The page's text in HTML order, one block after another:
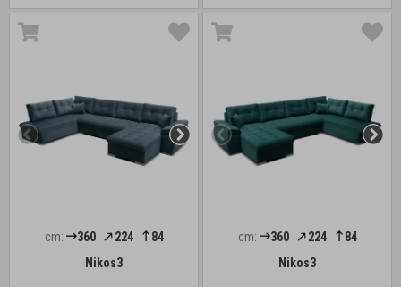
cm: 360 224
84
Nikos3
cm: 360 224
84
Nikos3